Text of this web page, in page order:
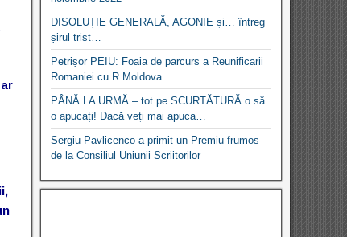
DISOLUȚIE GENERALĂ, AGONIE și… întreg
șirul trist…
Petrișor PEIU: Foaia de parcurs a Reunificarii
Romaniei cu R.Moldova
PÂNĂ LA URMĂ – tot pe SCURTĂTURĂ o să
o apucați! Dacă veți mai apuca…
Sergiu Pavlicenco a primit un Premiu frumos
de la Consiliul Uniunii Scriitorilor